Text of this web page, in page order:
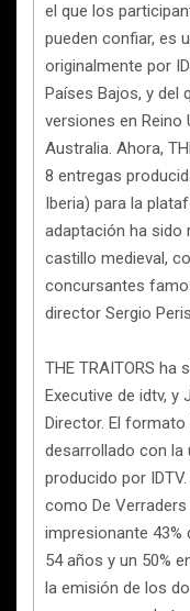
el que los
pueden confiar, es
originalmente por
Países Bajos, y del
versiones en Reino
Australia. Ahora,
8 entregas
Iberia) para la
adaptación ha sido
castillo medieval,
concursantes
director Sergio
THE TRAITORS
Executive de idtv, y
Director. El
desarrollado con la
producido por
como De Verraders
impresionante 43%
54 años y un 50%
la emisión de los